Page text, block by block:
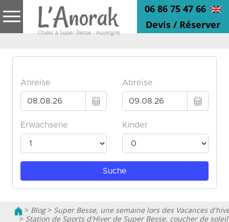
06 86 75 47 66
Devis / Réserver
> Blog> Super Besse, une semaine lors des Vacances
> Station de Sports d'Hiver de Super Besse, coucher de soleil